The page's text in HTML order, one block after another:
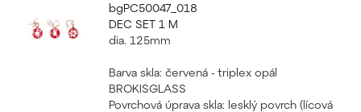
bgPC50047_018
DEC SET 1 M
dia. 125mm
Barva skla: červená - triplex opál
BROKISGLASS
Povrchová úprava skla: lesklý povrch (lícová